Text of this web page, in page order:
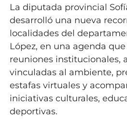
La diputada provincial
desarrolló una nueva
localidades del
López, en una agenda
reuniones institucionales,
vinculadas al ambiente,
estafas virtuales y
iniciativas culturales,
deportivas.